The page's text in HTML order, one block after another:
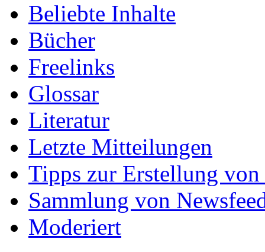
Beliebte Inhalte
Bücher
Freelinks
Glossar
Literatur
Letzte Mitteilungen
Tipps zur Erstellung
Sammlung von
Moderiert